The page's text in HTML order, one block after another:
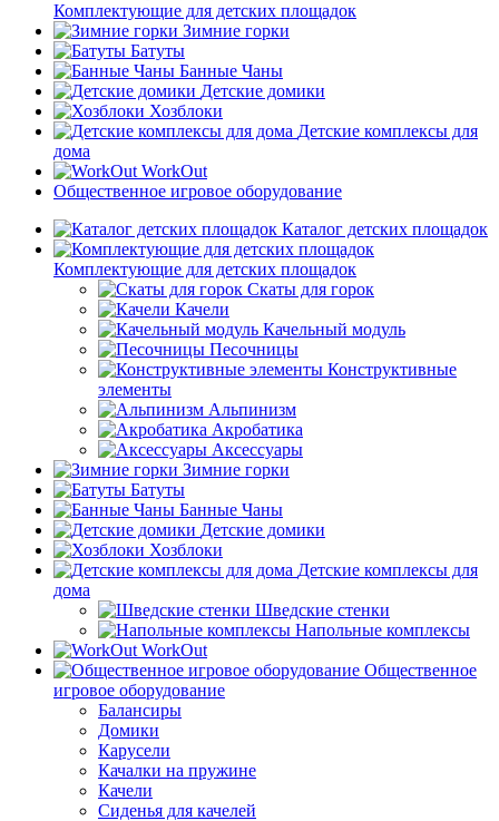
Комплектующие для детских площадок
Зимние горки
Батуты
Банные Чаны
Детские домики
Хозблоки
Детские комплексы для
дома
WorkOut
Общественное игровое оборудование
Каталог детских площадок
Комплектующие для детских площадок
Скаты для горок
Качели
Качельный модуль
Песочницы
Конструктивные
элементы
Альпинизм
Акробатика
Аксессуары
Зимние горки
Батуты
Банные Чаны
Детские домики
Хозблоки
Детские комплексы для
дома
Шведские стенки
Напольные комплексы
WorkOut
Общественное
игровое оборудование
Балансиры
Домики
Карусели
Качалки на пружине
Качели
Сиденья для качелей